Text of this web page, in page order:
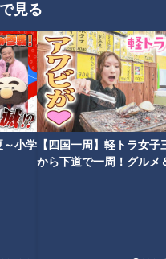
見る
～小学【四国一周】軽トラ女子
から下道で一周！グルメ
ージ
信はこちら